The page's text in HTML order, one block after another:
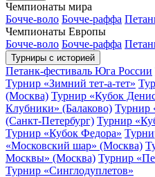
Чемпионаты мира
Бочче-воло Бочче-раффа
Чемпионаты Европы
Бочче-воло Бочче-раффа
Турниры с историей
Петанк-фестиваль Юга России
Турнир «Зимний тет-а-тет»
(Москва) Турнир «Кубок
Клубники» (Балаково) Турнир
(Санкт-Петербург) Турнир
Турнир «Кубок Федора»
«Московский шар» (Москва)
Москвы» (Москва) Турнир
Турнир «Синглодуплетов»